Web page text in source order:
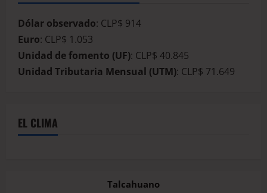
Dólar observado: CLP$ 914
Euro: CLP$ 1.053
Unidad de fomento (UF): CLP$ 40.845
Unidad Tributaria Mensual (UTM): CLP$ 71.649
EL CLIMA
Talcahuano